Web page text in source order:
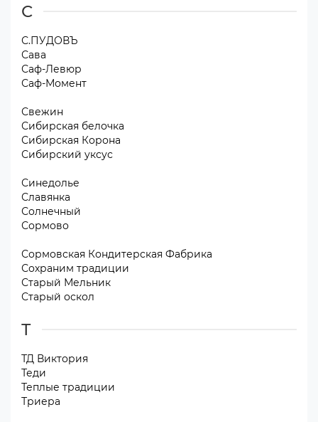
С
С.ПУДОВЪ
Сава
Саф-Левюр
Саф-Момент
Свежин
Сибирская белочка
Сибирская Корона
Сибирский уксус
Синедолье
Славянка
Солнечный
Сормово
Сормовская Кондитерская Фабрика
Сохраним традиции
Старый Мельник
Старый оскол
Т
ТД Виктория
Теди
Теплые традиции
Триера